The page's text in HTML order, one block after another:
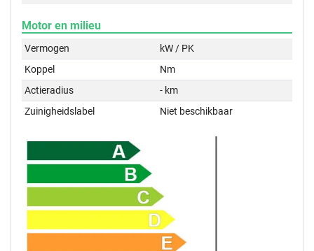
Motor en milieu
Vermogen
kW / PK
Koppel
Nm
Actieradius
- km
Zuinigheidslabel
Niet beschikbaar